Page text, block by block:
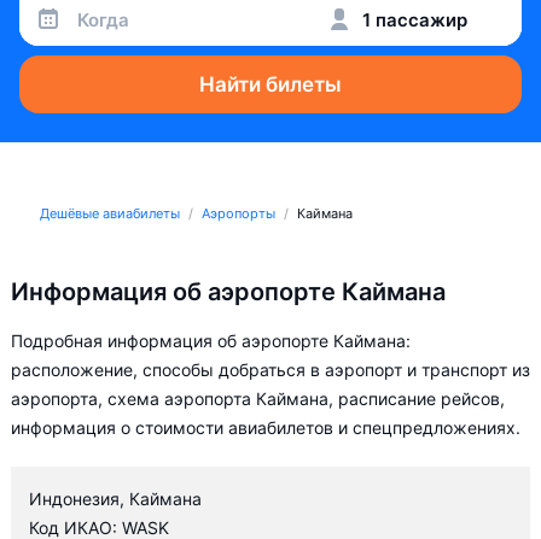
Когда 1 пассажир
Найти билеты
Дешёвые авиабилеты Аэропорты Каймана
Информация об аэропорте Каймана
Подробная информация об аэропорте Каймана:
расположение, способы добраться в аэропорт и транспорт из
аэропорта, схема аэропорта Каймана, расписание рейсов,
информация о стоимости авиабилетов и спецпредложениях.
Индонезия, Каймана
Код ИКАО: WASK